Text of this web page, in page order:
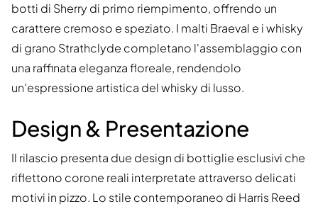
botti di Sherry di primo riempimento, offrendo un
carattere cremoso e speziato. I malti Braeval e i whisky
di grano Strathclyde completano l'assemblaggio con
una raffinata eleganza floreale, rendendolo
un'espressione artistica del whisky di lusso.
Design & Presentazione
Il rilascio presenta due design di bottiglie esclusivi che
riflettono corone reali interpretate attraverso delicati
motivi in pizzo. Lo stile contemporaneo di Harris Reed